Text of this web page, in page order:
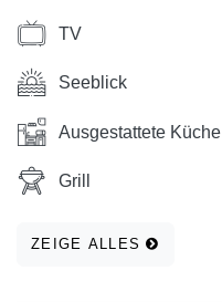
TV
Seeblick
Ausgestattete Küche
Grill
ZEIGE ALLES